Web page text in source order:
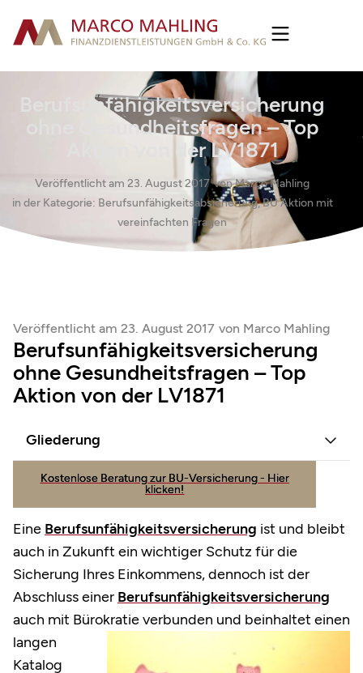
Berufsunfähigkeitsversicherung
ohne Gesundheitsfragen – Top
Aktion von der LV1871
Veröffentlicht am 23. August 2017 vonMarco Mahling
in der Kategorie: Berufsunfähigkeitsabsicherung,BU Aktion mit
vereinfachten Fragen
Veröffentlicht am 23. August 2017 von Marco Mahling
Berufsunfähigkeitsversicherung
ohne Gesundheitsfragen – Top
Aktion von der LV1871
Gliederung
Kostenlose Beratung zur BU-Versicherung - Hier
klicken!
Eine Berufsunfähigkeitsversicherung ist und bleibt
auch in Zukunft ein wichtiger Schutz für die
Sicherung Ihres Einkommens, dennoch ist der
Abschluss einer Berufsunfähigkeitsversicherung
auch mit Bürokratieverbunden und beinhaltet einen
langen
Katalog